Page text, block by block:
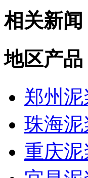
相关新闻
地区产品
郑州
珠海泥
重庆